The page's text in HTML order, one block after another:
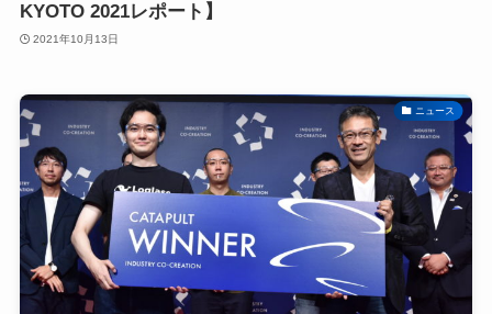
KYOTO 2021レポート】
2021年10月13日
ニュース